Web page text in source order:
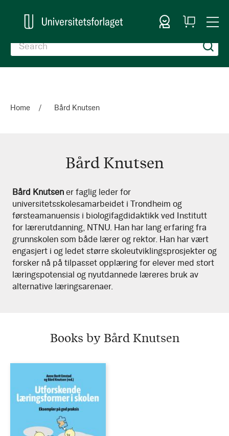
Sign In
My
Cart
Home Bård Knutsen
Bård Knutsen
Bård
Knutsen
Bård Knutsen er faglig leder for
universitetsskolesamarbeidet i Trondheim og
førsteamanuensis i biologifagdidaktikk ved Institutt
for lærerutdanning, NTNU. Han har lang erfaring fra
grunnskolen som både lærer og rektor. Han har vært
engasjert i og ledet større skoleutviklingsprosjekter og
forsker nå på tilpasset opplæring for elever med stort
læringspotensial og nyutdannede læreres bruk av
alternative læringsarenaer.
Books by Bård Knutsen